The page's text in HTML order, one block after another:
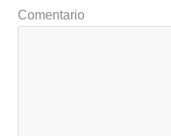
Comentario